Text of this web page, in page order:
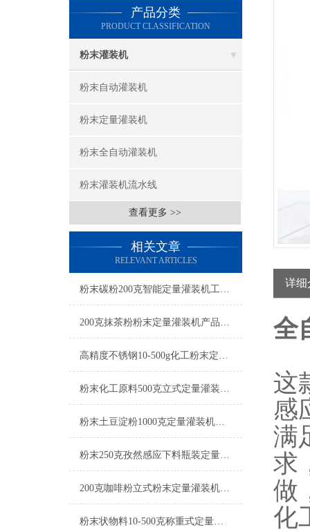
产品分类
PRODUCT CLASSIFICATION
粉末灌装机
粉末自动灌装机
粉末定量灌装机
粉末全自动灌装机
粉末灌装机流水线
查看更多 >>
相关文章
RELEVANT ARTICLES
粉末碳粉200克智能定量灌装机工厂生产
200克抹茶粉粉末定量灌装机产品简介
高精度不锈钢10-500g化工粉末定量灌装机操作简单
粉末化工原料500克立式定量灌装机参数
粉末土豆淀粉1000克定量灌装机厂家
粉末250克孜然感应下料瓶装定量灌装机设备
200克咖啡粉立式粉末定量灌装机简介
粉末状物料10-500克称重式定量灌装机操作简单
详细
全
这
感
满
求
做
化